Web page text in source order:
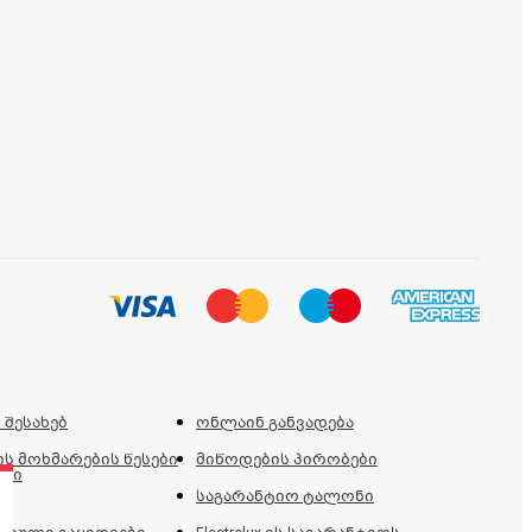
ონლაინ განვადება
მოხმარების წესები მიწოდების პირობები
საგარანტიო ტალონი